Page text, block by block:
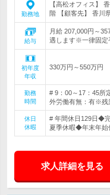
勤務地
【高松オフィス】
階 【顧客先】 香川
給与
月給 207,000円～
遇します※一律固定
初年度
年収
330万円～550万円
勤務
時間
# 9：00～17：45所
外労働有無：有※残
休日
休暇
# 年間休日129日◆
夏季休暇◆年末年
求人詳細を見る